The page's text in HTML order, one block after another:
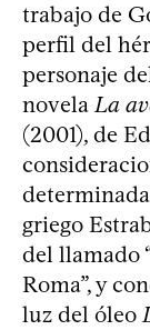
trabajo de
perfil del
personaje
novelaLa
(2001), de
griego
del llamado
Roma”, y
luz del óleo